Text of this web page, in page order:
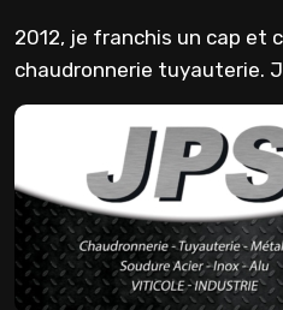
2012, je franchis un cap et
chaudronnerie tuyauterie.